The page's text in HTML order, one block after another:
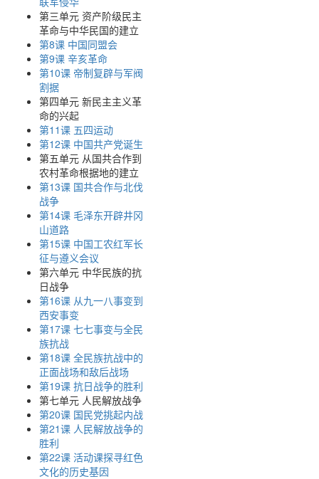
第三单元 资产阶级民主
革命与中华民国的建立
第8课 中国同盟会
第9课 辛亥革命
第10课 帝制复辟与军阀
割据
第四单元 新民主主义革
命的兴起
第11课 五四运动
第12课 中国共产党诞生
第五单元 从国共合作到
农村革命根据地的建立
第13课 国共合作与北伐
战争
第14课 毛泽东开辟井冈
山道路
第15课 中国工农红军长
征与遵义会议
第六单元 中华民族的抗
日战争
第16课 从九一八事变到
西安事变
第17课 七七事变与全民
族抗战
第18课 全民族抗战中的
正面战场和敌后战场
第19课 抗日战争的胜利
第七单元 人民解放战争
第20课 国民党挑起内战
第21课 人民解放战争的
胜利
第22课 活动课探寻红色
文化的历史基因